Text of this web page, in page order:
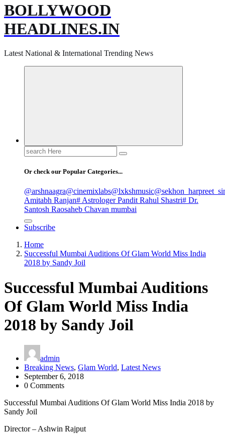
BOLLYWOOD
HEADLINES.IN
Latest National & International Trending News
Search
for:
Or check our Popular Categories...
@arshnaagra@cinemixlabs@lxkshmusic
Amitabh Ranjan# Astrologer Pandit Rahul Shastri# Dr.
Santosh Raosaheb Chavan mumbai
Subscribe
Home
Successful Mumbai Auditions Of Glam World Miss India
2018 by Sandy Joil
Successful Mumbai Auditions
Of Glam World Miss India
2018 by Sandy Joil
admin
Breaking News, Glam World, Latest News
September 6, 2018
0 Comments
Successful Mumbai Auditions Of Glam World Miss India 2018 by
Sandy Joil
Director – Ashwin Rajput